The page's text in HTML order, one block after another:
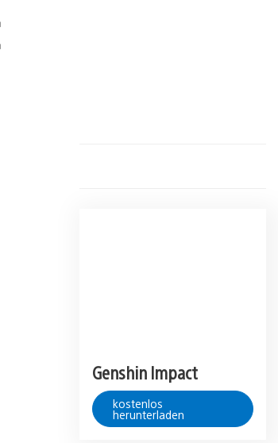
Genshin Impact
kostenlos
herunterladen